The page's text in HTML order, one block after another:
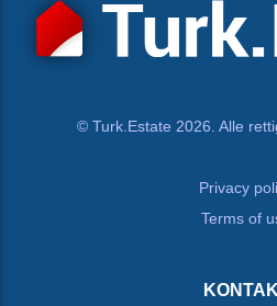
© Turk.Estate 2026. Alle
Privacy
Terms of